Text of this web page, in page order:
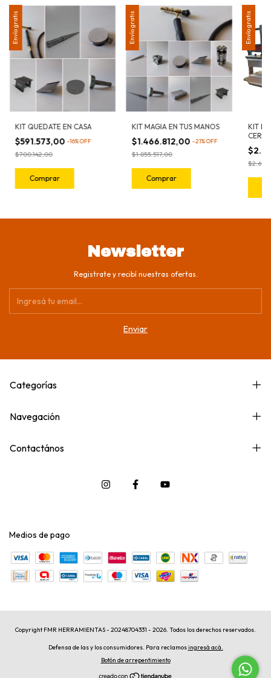
Envío gratis
KIT QUEDATE EN CASA
$591.573,00-16%OFF
$700.142,00
Envío gratis
KIT MAGIA EN TUS MANOS
$1.466.812,00-21%OFF
$1.855.517,00
Envío gratis
KIT
CERA
Newsletter
Registrate y recibí nuestras ofertas.
Categorías
Navegación
Contactános
Medios de pago
Copyright FMR HERRAMIENTAS - 20248704331 - 2026. Todos los derechos reservados.
Defensa de las y los consumidores. Para reclamosingresá acá.
Botón de arrepentimiento